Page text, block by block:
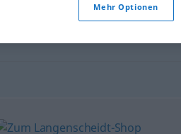
borrasca,tromba,tifón
Mehr Optionen